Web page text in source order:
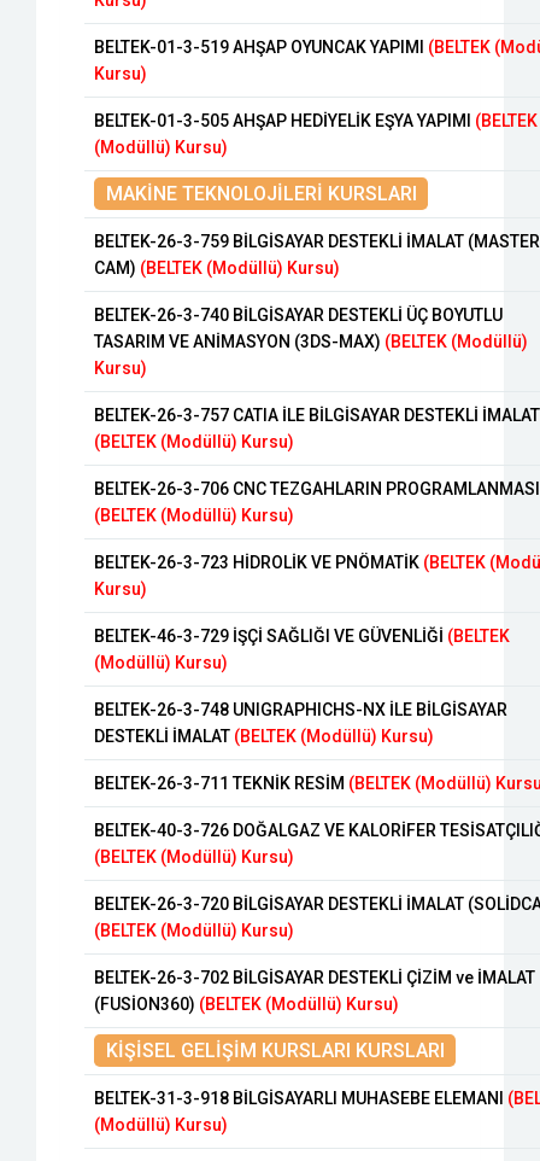
BELTEK-01-3-519 AHŞAP OYUNCAK YAPIMI (BELTEK
Kursu)
BELTEK-01-3-505 AHŞAP HEDİYELİK EŞYA YAPIMI (BELTEK
(Modüllü) Kursu)
MAKİNE TEKNOLOJİLERİ KURSLARI
BELTEK-26-3-759 BİLGİSAYAR DESTEKLİ İMALAT (MASTER
CAM) (BELTEK (Modüllü) Kursu)
BELTEK-26-3-740 BİLGİSAYAR DESTEKLİ ÜÇ BOYUTLU
TASARIM VE ANİMASYON (3DS-MAX) (BELTEK (Modüllü)
Kursu)
BELTEK-26-3-757 CATIA İLE BİLGİSAYAR DESTEKLİ İMALAT
(BELTEK (Modüllü) Kursu)
BELTEK-26-3-706 CNC TEZGAHLARIN PROGRAMLANMASI
(BELTEK (Modüllü) Kursu)
BELTEK-26-3-723 HİDROLİK VE PNÖMATİK (BELTEK
Kursu)
BELTEK-46-3-729 İŞÇİ SAĞLIĞI VE GÜVENLİĞİ (BELTEK
(Modüllü) Kursu)
BELTEK-26-3-748 UNIGRAPHICHS-NX İLE BİLGİSAYAR
DESTEKLİ İMALAT (BELTEK (Modüllü) Kursu)
BELTEK-26-3-711 TEKNİK RESİM (BELTEK (Modüllü)
BELTEK-40-3-726 DOĞALGAZ VE KALORİFER
(BELTEK (Modüllü) Kursu)
BELTEK-26-3-720 BİLGİSAYAR DESTEKLİ İMALAT
(BELTEK (Modüllü) Kursu)
BELTEK-26-3-702 BİLGİSAYAR DESTEKLİ ÇİZİM ve İMALAT
(FUSİON360) (BELTEK (Modüllü) Kursu)
KİŞİSEL GELİŞİM KURSLARI KURSLARI
BELTEK-31-3-918 BİLGİSAYARLI MUHASEBE ELEMANI
(Modüllü) Kursu)